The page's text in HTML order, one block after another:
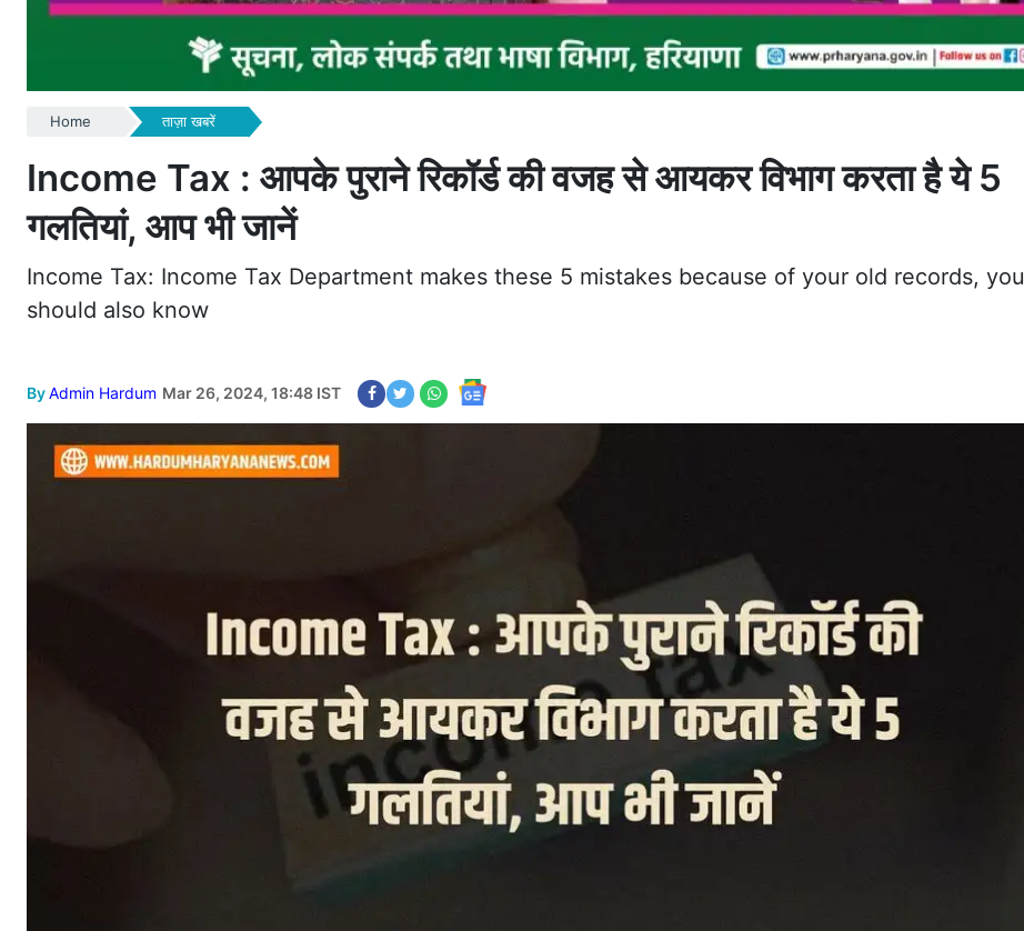
Home ताज़ा खबरें
Income Tax : आपके पुराने रिकॉर्ड की वजह से आयकर विभाग करता है ये 5
गलतियां, आप भी जानें
Income Tax: Income Tax Department makes these 5 mistakes because of your old records, you
should also know
ByAdmin Hardum Mar 26, 2024, 18:48 IST